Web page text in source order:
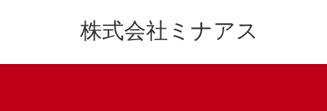
株式会社ミナアス